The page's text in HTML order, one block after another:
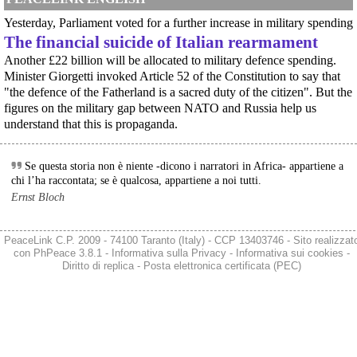
#FuturoNazionale
Helsinki, mobilitazione contro il riarmo europeo: “Welfare, not warfare”Anche
in Finlandia, oggi 14 giugno 2026, cittadini e organizzazioni pacifiste stanno
scendendo in piazza contro il riarmo, in collegamento con le proteste in
tutta Europa (Madrid, Bruxelles e altre città)
[News] Oggi in Spagna mobilitazione contro il riarmo, in questi minuti sta
per partire a Bruxelles la marcia pacifista europea di No Rearm Europe
Oggi in Spagna mobilitazione contro il riarmo e il militarismoSi è svolta
oggi, 14 giugno 2026, a Madrid la manifestazione indetta dall'Assemblea
Internazionalista di Madrid con il titolo "Contro il riarmo e la guerra
imperialista". I partecipanti si sono radunati in Plaza de Atoc
Yesterday, Parliament voted for a further increase in military spending
The financial suicide of Italian rearmament
Another £22 billion will be allocated to military defence spending.
Minister Giorgetti invoked Article 52 of the Constitution to say that
"the defence of the Fatherland is a sacred duty of the citizen". But the
figures on the military gap between NATO and Russia help us
understand that this is propaganda.
Se questa storia non è niente -dicono i narratori in Africa- appartiene a
chi l’ha raccontata; se è qualcosa, appartiene a noi tutti.
Ernst Bloch
PeaceLink C.P. 2009 - 74100 Taranto (Italy) - CCP 13403746 - Sito
con PhPeace 3.8.1 - Informativa sulla Privacy- Informativa sui cookies -
Diritto di replica- Posta elettronica certificata (PEC)